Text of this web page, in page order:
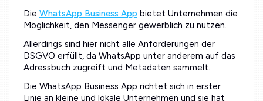
Die WhatsApp Business App bietet Unternehmen die
Möglichkeit, den Messenger gewerblich zu nutzen.
Allerdings sind hier nicht alle Anforderungen der
DSGVO erfüllt, da WhatsApp unter anderem auf das
Adressbuch zugreift und Metadaten sammelt.
Die WhatsApp Business App richtet sich in erster
Linie an kleine und lokale Unternehmen und sie hat